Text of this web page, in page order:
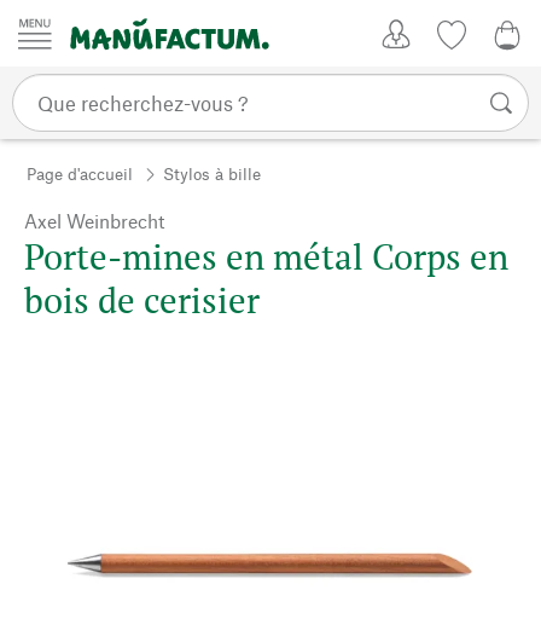
Passer au contenu
Page d'accueil Stylos à bille
Axel Weinbrecht
Porte-mines en métal Corps en
bois de cerisier